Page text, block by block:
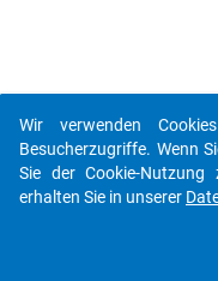
Wir verwenden
Besucherzugriffe. Wenn
Sie der Cookie-
erhalten Sie in unserer